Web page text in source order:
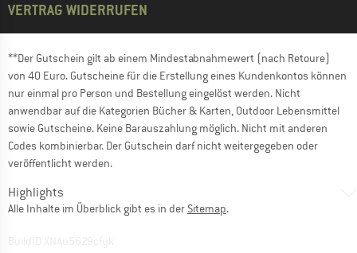
VERTRAG WIDERRUFEN
**Der Gutschein gilt ab einem Mindestabnahmewert (nach Retoure)
von 40 Euro. Gutscheine für die Erstellung eines Kundenkontos können
nur einmal pro Person und Bestellung eingelöst werden. Nicht
anwendbar auf die Kategorien Bücher & Karten, Outdoor Lebensmittel
sowie Gutscheine. Keine Barauszahlung möglich. Nicht mit anderen
Codes kombinierbar. Der Gutschein darf nicht weitergegeben oder
veröffentlicht werden.
Highlights
Alle Inhalte im Überblick gibt es in der Sitemap.